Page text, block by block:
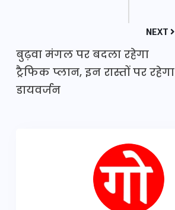
NEXT
बुढ़वा मंगल पर बदला रहेगा
ट्रैफिक प्लान, इन रास्तों पर रहेगा
डायवर्जन